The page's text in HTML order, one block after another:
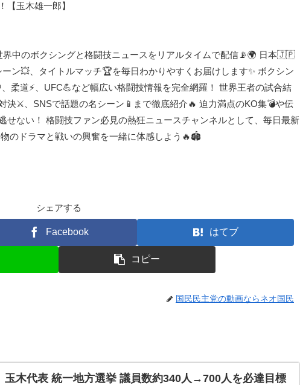
玉木雄一郎】
中のボクシングと格闘技ニュースをリアルタイムで配信📡🌍 日本🇯🇵
ン💥、タイトルマッチ🏆を毎日わかりやすくお届けします✨ ボクシン
柔道⚡、UFC💪など幅広い格闘技情報を完全網羅！ 世界王者の試合結
決⚔️、SNSで話題の名シーン📱まで徹底紹介🔥 迫力満点のKO集💣や伝
せない！ 格闘技ファン必見の熱狂ニュースチャンネルとして、毎日最新
シェアする
Facebook はてブ
コピー
国民民主党の動画ならネオ国民
玉木代表 統一地方選挙 議員数約340人→700人を必達目標